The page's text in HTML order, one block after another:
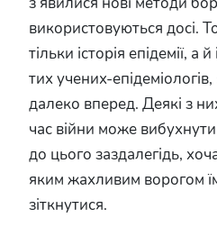
використовуються досі.
тільки історія епідемії, а
тих учених-епідеміологів,
далеко вперед. Деякі з
час війни може вибухнути
до цього заздалегідь,
яким жахливим ворогом
зіткнутися.